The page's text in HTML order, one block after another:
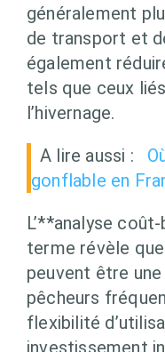
généralement
de transport et
également
tels que ceux
l’hivernage.
A lire aussi :
gonflable en
L’**analyse
terme révèle
peuvent être
pêcheurs
flexibilité
investissement